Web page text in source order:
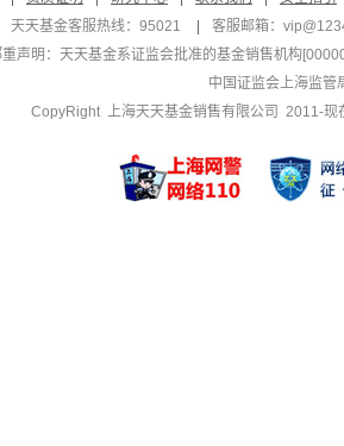
天天基金客服热线：95021
客服邮箱：
声明： 天天基金系证监会批准的基金销售机构
中国证监会上海监管
CopyRight 上海天天基金销售有限公司 2011-